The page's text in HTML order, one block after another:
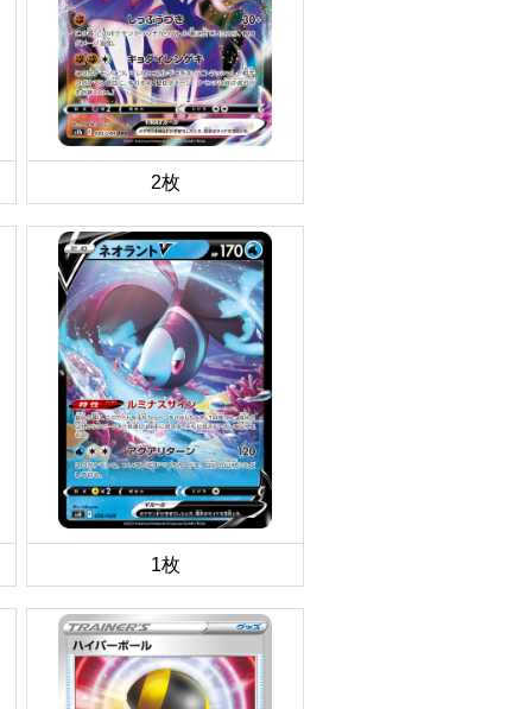
2枚
1枚